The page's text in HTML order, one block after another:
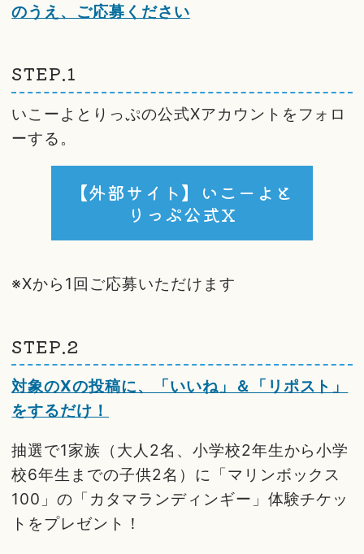
のうえ、ご応募ください
STEP.1
いこーよとりっぷの公式Xアカウントをフォロ
ーする。
【外部サイト】いこーよと
りっぷ公式X
※Xから1回ご応募いただけます
STEP.2
対象のXの投稿に、「いいね」＆「リポスト」
をするだけ！
抽選で1家族（大人2名、小学校2年生から小学
校6年生までの子供2名）に「マリンボックス
100」の「カタマランディンギー」体験チケッ
トをプレゼント！